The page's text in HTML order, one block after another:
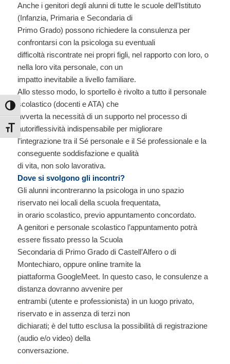
Attiva/disattiva alto contrasto
Attiva/disattiva dimensione testo
Anche i genitori degli alunni di tutte le scuole dell’Istituto
(Infanzia, Primaria e Secondaria di
Primo Grado) possono richiedere la consulenza per
confrontarsi con la psicologa su eventuali
difficoltà riscontrate nei propri figli, nel rapporto con loro, o
nella loro vita personale, con un
impatto inevitabile a livello familiare.
Allo stesso modo, lo sportello è rivolto a tutto il personale
scolastico (docenti e ATA) che
avverta la necessità di un supporto nel processo di
autoriflessività indispensabile per migliorare
l’integrazione tra il Sé personale e il Sé professionale e la
conseguente soddisfazione e qualità
di vita, non solo lavorativa.
Dove si svolgono gli incontri?
Gli alunni incontreranno la psicologa in uno spazio
riservato nei locali della scuola frequentata,
in orario scolastico, previo appuntamento concordato.
A genitori e personale scolastico l’appuntamento potrà
essere fissato presso la Scuola
Secondaria di Primo Grado di Castell’Alfero o di
Montechiaro, oppure online tramite la
piattaforma GoogleMeet. In questo caso, le consulenze a
distanza dovranno avvenire per
entrambi (utente e professionista) in un luogo privato,
riservato e in assenza di terzi non
dichiarati; è del tutto esclusa la possibilità di registrazione
(audio e/o video) della
conversazione.